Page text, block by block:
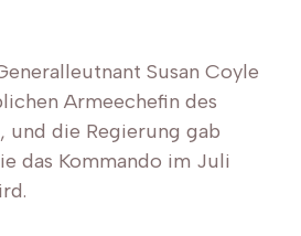
Susan Coyle
Armeechefin des
und die Regierung gab
das Kommando im Juli